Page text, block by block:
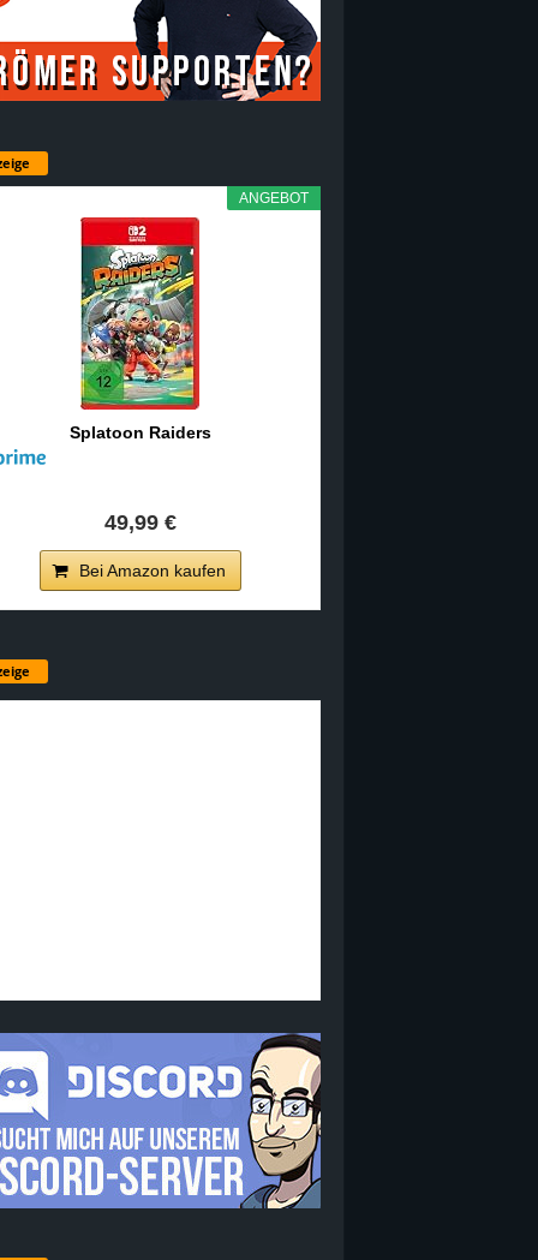
ANGEBOT
Splatoon Raiders
49,99 €
Bei Amazon kaufen